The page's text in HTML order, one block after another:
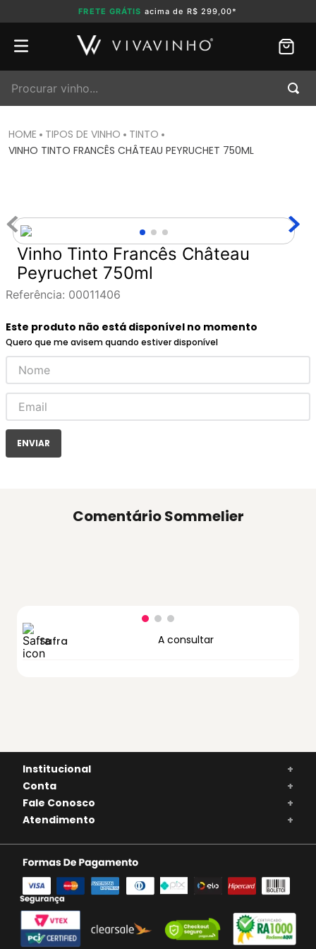
FRETE GRÁTIS acima de R$ 299,00*
TIPOS DE VINHO
TINTO
VINHO TINTO FRANCÊS CHÂTEAU PEYRUCHET 750ML
Vinho Tinto Francês Château
Peyruchet 750ml
Referência: 00011406
Este produto não está disponível no momento
Quero que me avisem quando estiver disponível
ENVIAR
Safra A consultar
Comentário Sommelier
Institucional
+
Conta
+
Fale Conosco
+
Atendimento
+